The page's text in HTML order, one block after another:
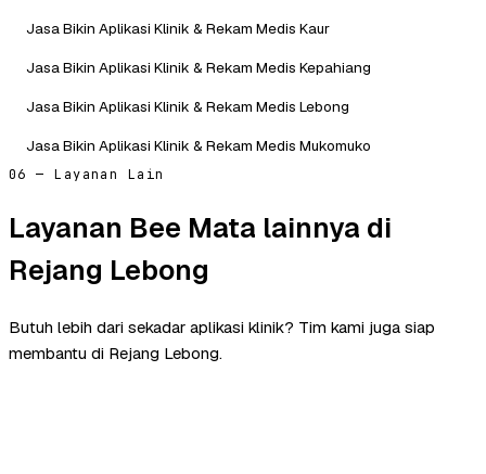
Jasa Bikin Aplikasi Klinik & Rekam Medis Kaur
Jasa Bikin Aplikasi Klinik & Rekam Medis Kepahiang
Jasa Bikin Aplikasi Klinik & Rekam Medis Lebong
Jasa Bikin Aplikasi Klinik & Rekam Medis Mukomuko
06 — Layanan Lain
Layanan Bee Mata lainnya di
Rejang Lebong
Butuh lebih dari sekadar aplikasi klinik? Tim kami juga siap
membantu di Rejang Lebong.